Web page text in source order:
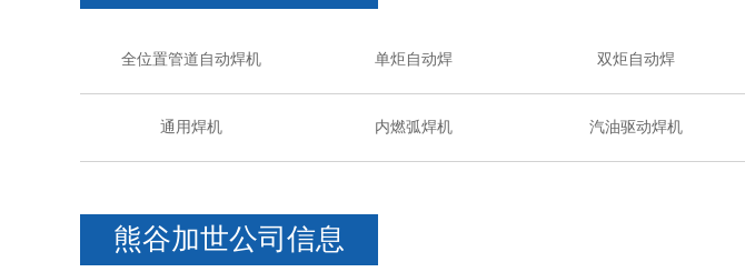
全位置管道自动焊机 单炬自动焊 双炬自动焊
通用焊机 内燃弧焊机 汽油驱动焊机
熊谷加世公司信息